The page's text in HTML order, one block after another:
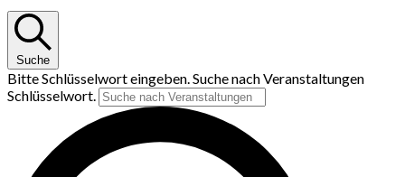
Suche
Bitte Schlüsselwort eingeben. Suche nach Veranstaltungen
Schlüsselwort.